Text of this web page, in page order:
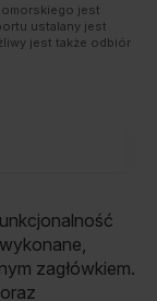
jest
ustalany jest
jest także odbiór
zagłówkiem.